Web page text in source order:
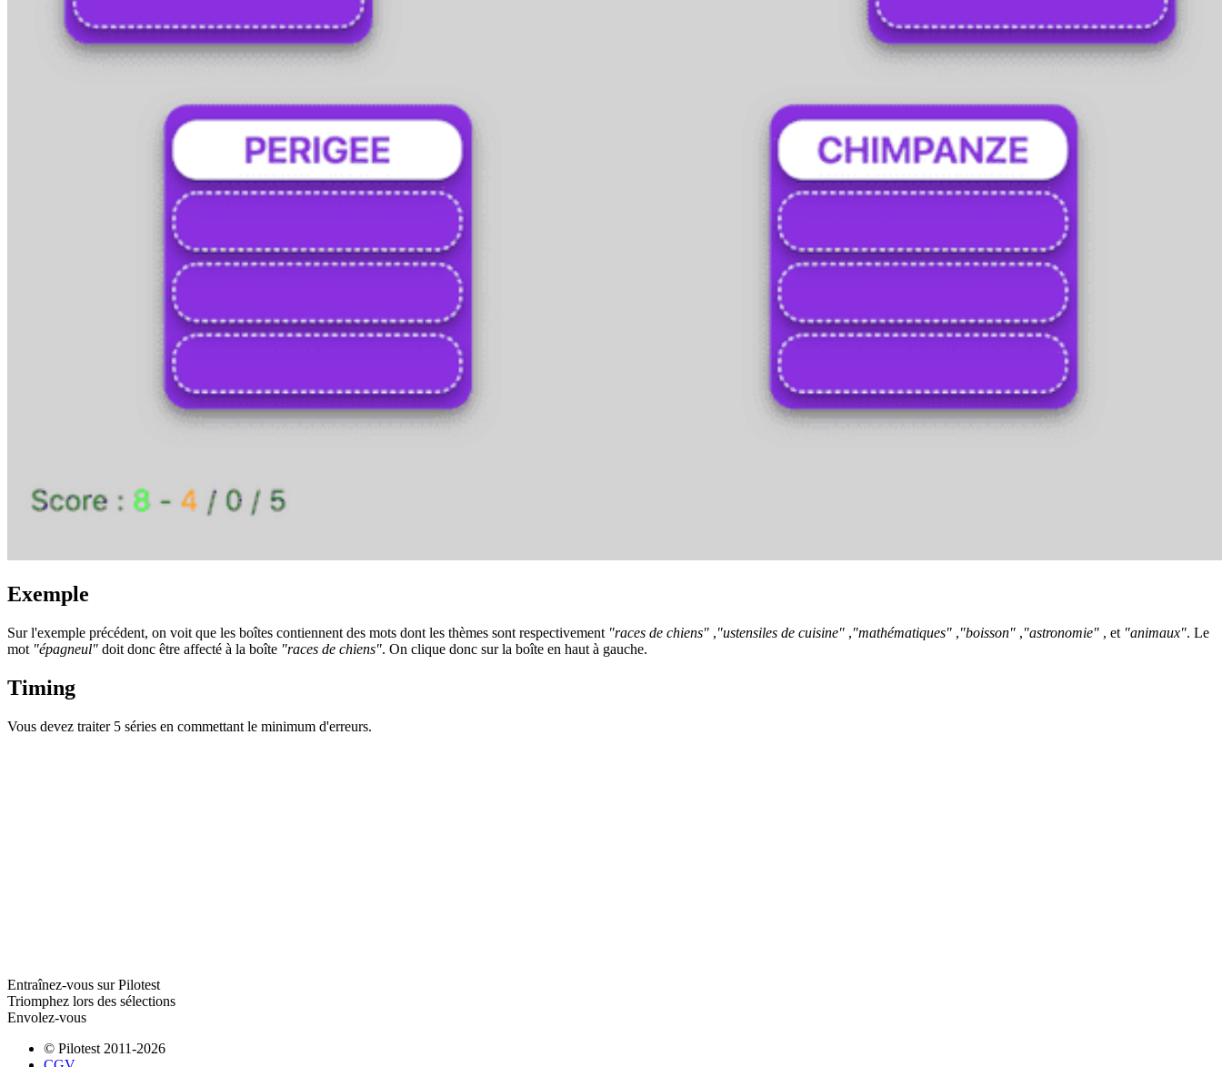
Exemple
Sur l'exemple précédent, on voit que les boîtes contiennent des mots dont les thèmes sont respectivement "races de chiens" ,"ustensiles de cuisine" ,"mathématiques" ,"boisson" ,"astronomie" , et "animaux". Le
mot "épagneul" doit donc être affecté à la boîte "races de chiens". On clique donc sur la boîte en haut à gauche.
Timing
Vous devez traiter 5 séries en commettant le minimum d'erreurs.
Entraînez-vous sur Pilotest
Triomphez lors des sélections
Envolez-vous
© Pilotest 2011-2026